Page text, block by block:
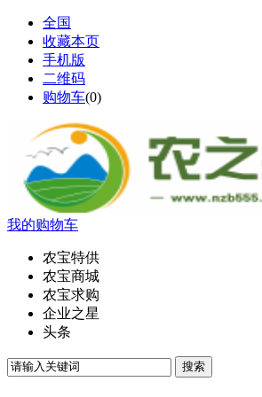
全国
收藏本页
手机版
二维码
购物车(0)
我的购物车
农宝特供
农宝商城
农宝求购
企业之星
头条